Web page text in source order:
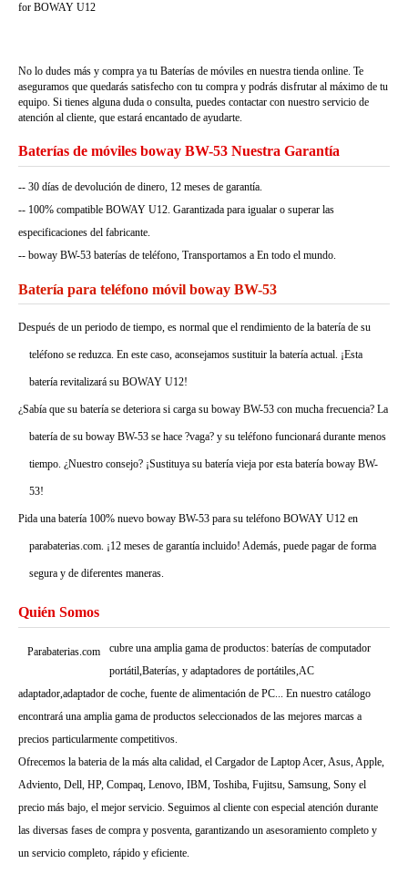
for BOWAY U12
No lo dudes más y compra ya tu Baterías de móviles en nuestra tienda online. Te
aseguramos que quedarás satisfecho con tu compra y podrás disfrutar al máximo de tu
equipo. Si tienes alguna duda o consulta, puedes contactar con nuestro servicio de
atención al cliente, que estará encantado de ayudarte.
Baterías de móviles boway BW-53 Nuestra Garantía
-- 30 días de devolución de dinero, 12 meses de garantía.
-- 100% compatible BOWAY U12. Garantizada para igualar o superar las
especificaciones del fabricante.
-- boway BW-53 baterías de teléfono, Transportamos a En todo el mundo.
Batería para teléfono móvil boway BW-53
Después de un periodo de tiempo, es normal que el rendimiento de la batería de su
teléfono se reduzca. En este caso, aconsejamos sustituir la batería actual. ¡Esta
batería revitalizará su BOWAY U12!
¿Sabía que su batería se deteriora si carga su boway BW-53 con mucha frecuencia? La
batería de su boway BW-53 se hace ?vaga? y su teléfono funcionará durante menos
tiempo. ¿Nuestro consejo? ¡Sustituya su batería vieja por esta batería boway BW-
53!
Pida una batería 100% nuevo boway BW-53 para su teléfono BOWAY U12 en
parabaterias.com. ¡12 meses de garantía incluido! Además, puede pagar de forma
segura y de diferentes maneras.
Quién Somos
Parabaterias.com
cubre una amplia gama de productos: baterías de computador
portátil,Baterías, y adaptadores de portátiles,AC
adaptador,adaptador de coche, fuente de alimentación de PC... En nuestro catálogo
encontrará una amplia gama de productos seleccionados de las mejores marcas a
precios particularmente competitivos.
Ofrecemos la bateria de la más alta calidad, el Cargador de Laptop Acer, Asus, Apple,
Adviento, Dell, HP, Compaq, Lenovo, IBM, Toshiba, Fujitsu, Samsung, Sony el
precio más bajo, el mejor servicio. Seguimos al cliente con especial atención durante
las diversas fases de compra y posventa, garantizando un asesoramiento completo y
un servicio completo, rápido y eficiente.